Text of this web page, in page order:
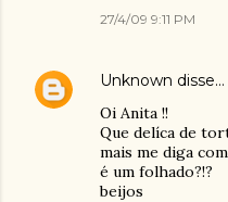
27/4/09 9:11 PM
Unknown disse…
Oi Anita !!
Que delíca de
mais me diga
é um folhado?!?
beijos